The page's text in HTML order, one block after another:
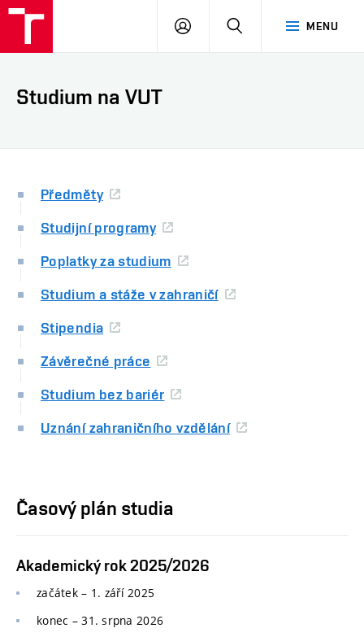
MENU
PŘIHLÁSIT
Studium na VUT
Předměty
Studijní programy
Poplatky za studium
Studium a stáže v zahraničí
Stipendia
Závěrečné práce
Studium bez bariér
Uznání zahraničního vzdělání
Časový plán studia
Akademický rok 2025/2026
začátek – 1. září 2025
konec –31. srpna 2026